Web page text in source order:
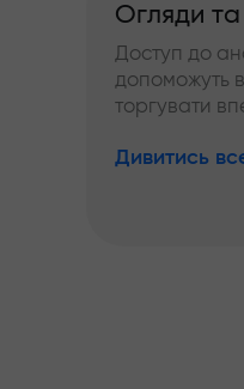
Огляди
Доступ до
допоможуть
торгувати
Дивитись